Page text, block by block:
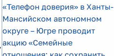
«Телефон доверия» в Ханты-
Мансийском автономном
округе – Югре проводит
акцию «Семейные